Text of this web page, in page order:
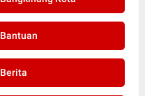
Bantuan
Berita